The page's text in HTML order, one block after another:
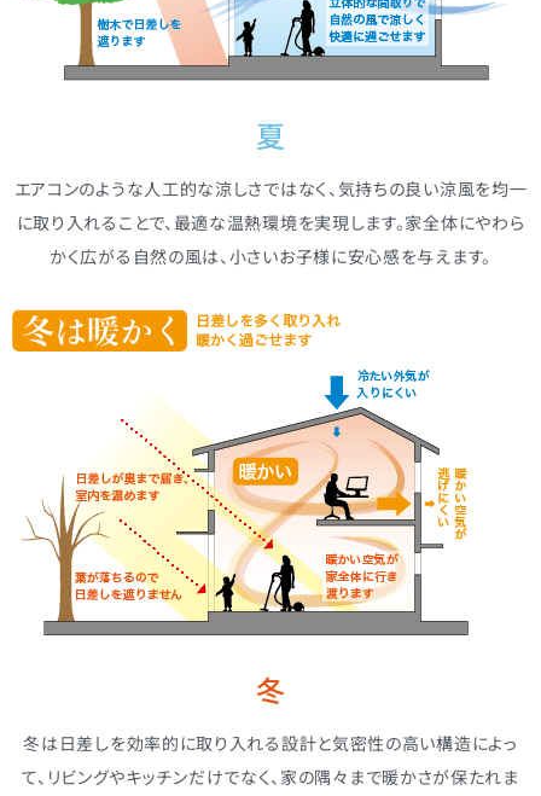
夏
エアコンのような人工的な涼しさではなく、気持ちの良い涼風を均一
に取り入れることで、最適な温熱環境を実現します。家全体にやわら
かく広がる自然の風は、小さいお子様に安心感を与えます。
冬
冬は日差しを効率的に取り入れる設計と気密性の高い構造によっ
て、リビングやキッチンだけでなく、家の隅々まで暖かさが保たれま